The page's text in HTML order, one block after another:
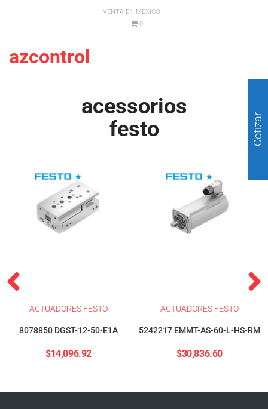
VENTA EN MEXICO
0
azcontrol
acessorios
festo
ACTUADORES FESTO
8078850 DGST-12-50-E1A
$14,096.92
ACTUADORES FESTO
5242217 EMMT-AS-60-L-HS-RM
$30,836.60
Cotizar